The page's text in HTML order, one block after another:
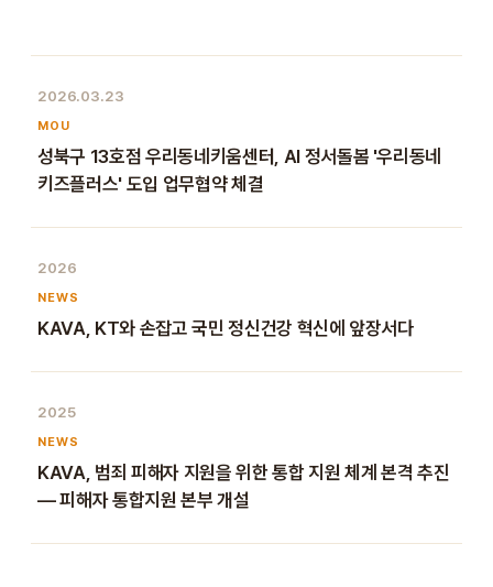
2026.03.23
MOU
성북구 13호점 우리동네키움센터, AI 정서돌봄 '우리동네
키즈플러스' 도입 업무협약 체결
2026
NEWS
KAVA, KT와 손잡고 국민 정신건강 혁신에 앞장서다
2025
NEWS
KAVA, 범죄 피해자 지원을 위한 통합 지원 체계 본격 추진
— 피해자 통합지원 본부 개설